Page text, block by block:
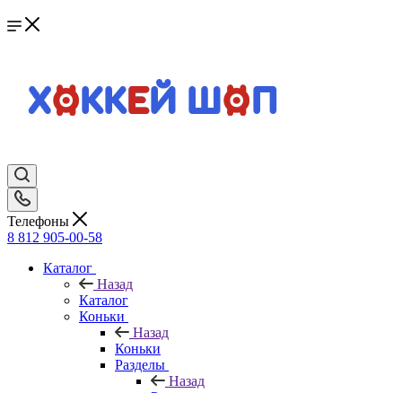
Телефоны
8 812 905-00-58
Каталог
Назад
Каталог
Коньки
Назад
Коньки
Разделы
Назад